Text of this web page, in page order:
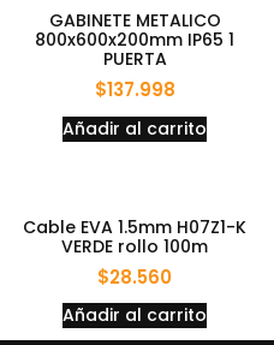
GABINETE METALICO
800x600x200mm IP65 1
PUERTA
$137.998
Añadir al carrito
Cable EVA 1.5mm H07Z1-K
VERDE rollo 100m
$28.560
Añadir al carrito